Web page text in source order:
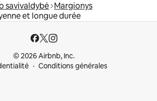
savivaldybė Margionys
et longue durée
© 2026 Airbnb, Inc.
Conditions générales